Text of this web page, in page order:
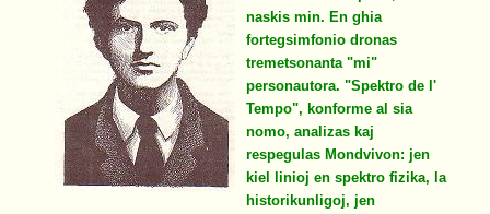
naskis min. En ghia
fortegsimfonio dronas
tremetsonanta "mi"
personautora. "Spektro de l'
Tempo", konforme al sia
nomo, analizas kaj
respegulas Mondvivon: jen
kiel linioj en spektro fizika, la
historikunligoj, jen